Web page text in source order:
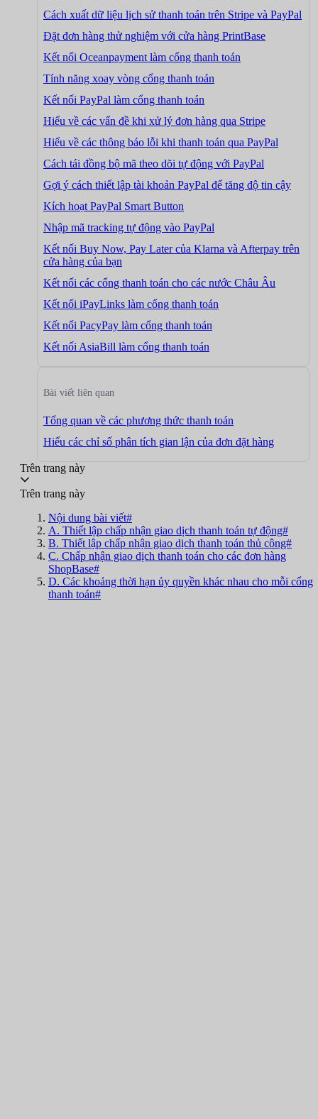
Cách xuất dữ liệu lịch sử thanh toán trên Stripe và PayPal
Đặt đơn hàng thử nghiệm với cửa hàng PrintBase
Kết nối Oceanpayment làm cổng thanh toán
Tính năng xoay vòng cổng thanh toán
Kết nối PayPal làm cổng thanh toán
Hiểu về các vấn đề khi xử lý đơn hàng qua Stripe
Hiểu về các thông báo lỗi khi thanh toán qua PayPal
Cách tái đồng bộ mã theo dõi tự động với PayPal
Gợi ý cách thiết lập tài khoản PayPal để tăng độ tin cậy
Kích hoạt PayPal Smart Button
Nhập mã tracking tự động vào PayPal
Kết nối Buy Now, Pay Later của Klarna và Afterpay trên
cửa hàng của bạn
Kết nối các cổng thanh toán cho các nước Châu Âu
Kết nối iPayLinks làm cổng thanh toán
Kết nối PacyPay làm cổng thanh toán
Kết nối AsiaBill làm cổng thanh toán
Bài viết liên quan
Tổng quan về các phương thức thanh toán
Hiểu các chỉ số phân tích gian lận của đơn đặt hàng
Trên trang này
Trên trang này
Nội dung bài viết#
A. Thiết lập chấp nhận giao dịch thanh toán tự động#
B. Thiết lập chấp nhận giao dịch thanh toán thủ công#
C. Chấp nhận giao dịch thanh toán cho các đơn hàng
ShopBase#
D. Các khoảng thời hạn ủy quyền khác nhau cho mỗi cổng
thanh toán#